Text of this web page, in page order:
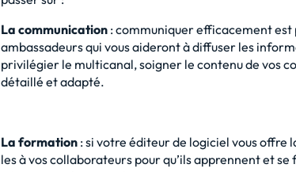
La communication : communiquer efficacement
ambassadeurs qui vous aideront à diffuser les
privilégier le multicanal, soigner le contenu de vos
détaillé et adapté.
La formation : si votre éditeur de logiciel vous offre
les à vos collaborateurs pour qu’ils apprennent et